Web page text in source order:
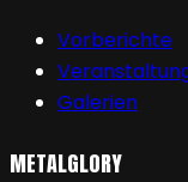
Vorberichte
Galerien
METALGLORY